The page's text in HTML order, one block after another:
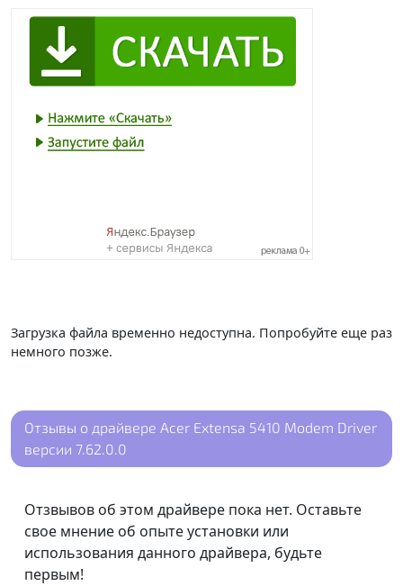
Загрузка файла временно недоступна. Попробуйте еще раз
немного позже.
Отзывы о драйвере Acer Extensa 5410 Modem Driver
версии 7.62.0.0
Отзвывов об этом драйвере пока нет. Оставьте
свое мнение об опыте установки или
использования данного драйвера, будьте
первым!